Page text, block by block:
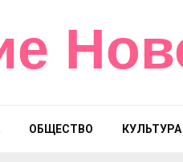
ОБЩЕСТВО КУЛЬТУРА